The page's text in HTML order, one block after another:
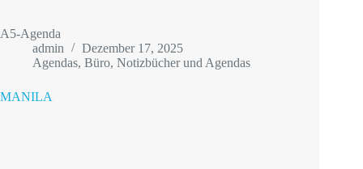
A5-Agenda
admin
Dezember 17, 2025
Agendas, Büro, Notizbücher und Agendas
MANILA